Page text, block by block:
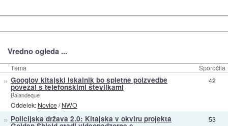
Vredno ogleda ...
Tema Sporočila
» Googlov kitajski iskalnik bo spletne poizvedbe
povezal s telefonskimi številkami
Balandeque
Oddelek: Novice/NWO
42
» Policijska država 2.0: Kitajska v okviru projekta 53